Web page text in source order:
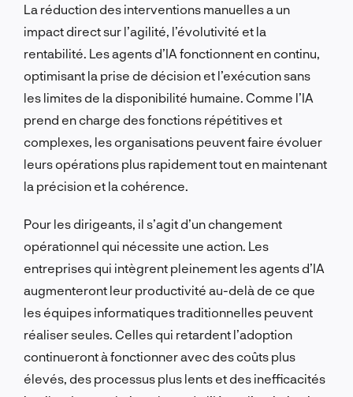
La réduction des interventions manuelles a un
impact direct sur l’agilité, l’évolutivité et la
rentabilité. Les agents d’IA fonctionnent en continu,
optimisant la prise de décision et l’exécution sans
les limites de la disponibilité humaine. Comme l’IA
prend en charge des fonctions répétitives et
complexes, les organisations peuvent faire évoluer
leurs opérations plus rapidement tout en maintenant
la précision et la cohérence.
Pour les dirigeants, il s’agit d’un changement
opérationnel qui nécessite une action. Les
entreprises qui intègrent pleinement les agents d’IA
augmenteront leur productivité au-delà de ce que
les équipes informatiques traditionnelles peuvent
réaliser seules. Celles qui retardent l’adoption
continueront à fonctionner avec des coûts plus
élevés, des processus plus lents et des inefficacités